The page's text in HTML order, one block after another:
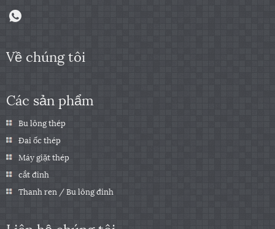
Về chúng tôi
Các sản phẩm
Bu lông thép
Đai ốc thép
Máy giặt thép
cắt đinh
Thanh ren / Bu lông đinh